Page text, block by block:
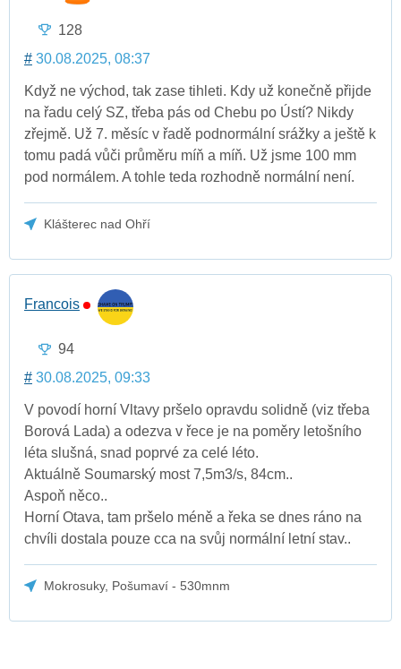
128
# 30.08.2025, 08:37
Když ne východ, tak zase tihleti. Kdy už konečně přijde
na řadu celý SZ, třeba pás od Chebu po Ústí? Nikdy
zřejmě. Už 7. měsíc v řadě podnormální srážky a ještě k
tomu padá vůči průměru míň a míň. Už jsme 100 mm
pod normálem. A tohle teda rozhodně normální není.
Klášterec nad Ohří
Francois
94
# 30.08.2025, 09:33
V povodí horní Vltavy pršelo opravdu solidně (viz třeba
Borová Lada) a odezva v řece je na poměry letošního
léta slušná, snad poprvé za celé léto.
Aktuálně Soumarský most 7,5m3/s, 84cm..
Aspoň něco..
Horní Otava, tam pršelo méně a řeka se dnes ráno na
chvíli dostala pouze cca na svůj normální letní stav..
Mokrosuky, Pošumaví - 530mnm